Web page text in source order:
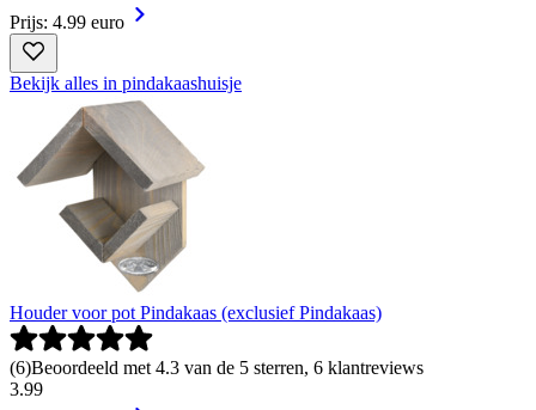
Prijs: 4.99 euro
Bekijk alles in pindakaashuisje
Houder voor pot Pindakaas (exclusief Pindakaas)
(6)Beoordeeld met 4.3 van de 5 sterren, 6 klantreviews
3.99